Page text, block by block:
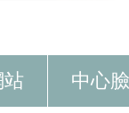
中心